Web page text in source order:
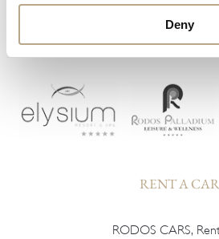
Deny
HARMONY
RENT A CAR
RODOS CARS,